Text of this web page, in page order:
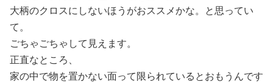
大柄のクロスにしないほうがおススメかな。と思ってい
て。
ごちゃごちゃして見えます。
正直なところ、
家の中で物を置かない面って限られているとおもうんです